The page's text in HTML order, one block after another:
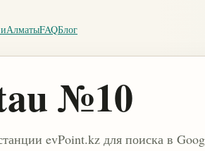
АлматыFAQБлог
№10
evPoint.kz для поиска в